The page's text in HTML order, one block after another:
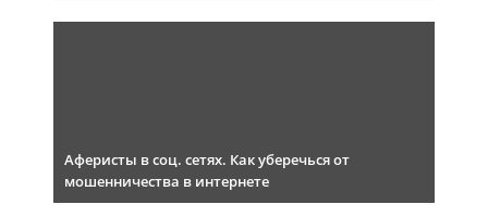
Аферисты в соц. сетях. Как уберечься от
мошенничества в интернете